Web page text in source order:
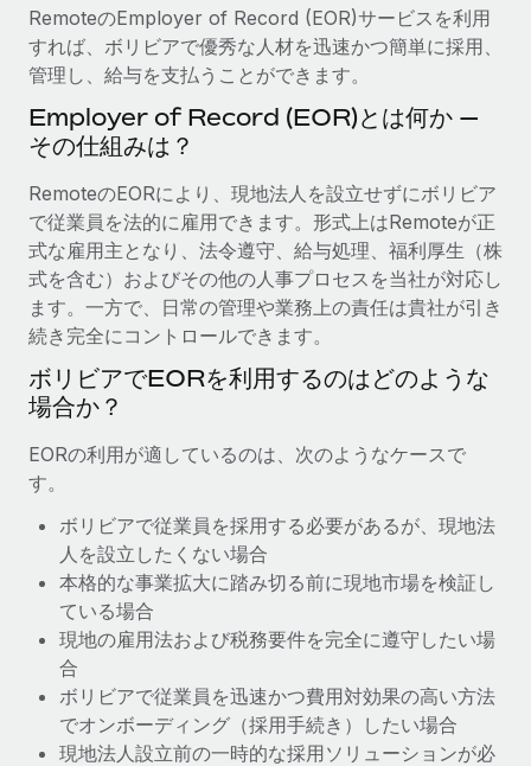
専門家に相談
グローバル人事・コンプライアンスの専門サポート
候補者の選考プロセスをシンプルに
コンプライアンスリスクを先回りして対応
デバイス管理
ITデバイスを世界規模で提供・管理
法人設立
法令順守した法人をスピーディに設立
移住・転勤
従業員の異動をスムーズに
福利厚生
従業員の福利厚生を簡単に管理
統合とAI自動化に関するコンサルティング
情報センター
サポートを依頼する
すべてのリソースを表示する
ブログ
グローバル給与処理
EORおよびPEO
契約社員管理
税務
ブログ
Remoteの製品アップデート：GustoとXeroの統合お
よびContractor Management Plus（契約社員管理
プラス）
Remoteの使命は、世界のどこにいても、あらゆる規模の企業が
業務に最適な人材を採用し、管理し、給与を支給できるようにす
ることです。この数週間で、新しい統合、機能、改良点をリリー
スしました。...
RemoteのEmployer of Record (EOR)サービスを利用
すれば、ボリビアで優秀な人材を迅速かつ簡単に採用、
管理し、給与を支払うことができます。
Employer of Record (EOR)とは何か —
その仕組みは？
RemoteのEORにより、現地法人を設立せずにボリビア
で従業員を法的に雇用できます。形式上はRemoteが正
式な雇用主となり、法令遵守、給与処理、福利厚生（株
式を含む）およびその他の人事プロセスを当社が対応し
ます。一方で、日常の管理や業務上の責任は貴社が引き
続き完全にコントロールできます。
ボリビアでEORを利用するのはどのような
場合か？
EORの利用が適しているのは、次のようなケースで
す。
ボリビアで従業員を採用する必要があるが、現地法
人を設立したくない場合
本格的な事業拡大に踏み切る前に現地市場を検証し
ている場合
現地の雇用法および税務要件を完全に遵守したい場
合
ボリビアで従業員を迅速かつ費用対効果の高い方法
でオンボーディング（採用手続き）したい場合
現地法人設立前の一時的な採用ソリューションが必